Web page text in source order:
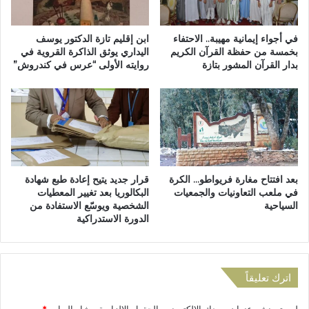
ا
ز
ة
ت
ف
ق
م
ع
ز
ل
ة
س
ا
ك
ا
ل
د
و
ر
ة
ا
ت
ث
ن
ا
ئ
ي
ة
ل
د
س
ة
في أجواء إيمانية مهيبة.. الاحتفاء
بخمسة من حفظة القرآن الكريم
بدار القرآن المشور بتازة
ابن إقليم تازة الدكتور يوسف
اليداري يوثق الذاكرة القروية في
روايته الأولى “عرس في كندروش”
بعد افتتاح مغارة فريواطو… الكرة
في ملعب التعاونيات والجمعيات
السياحية
قرار جديد يتيح إعادة طبع شهادة
البكالوريا بعد تغيير المعطيات
الشخصية ويوسّع الاستفادة من
الدورة الاستدراكية
اترك تعليقاً